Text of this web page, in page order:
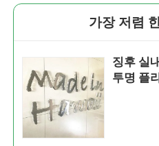
가장 저렴
징후 실
투명 플